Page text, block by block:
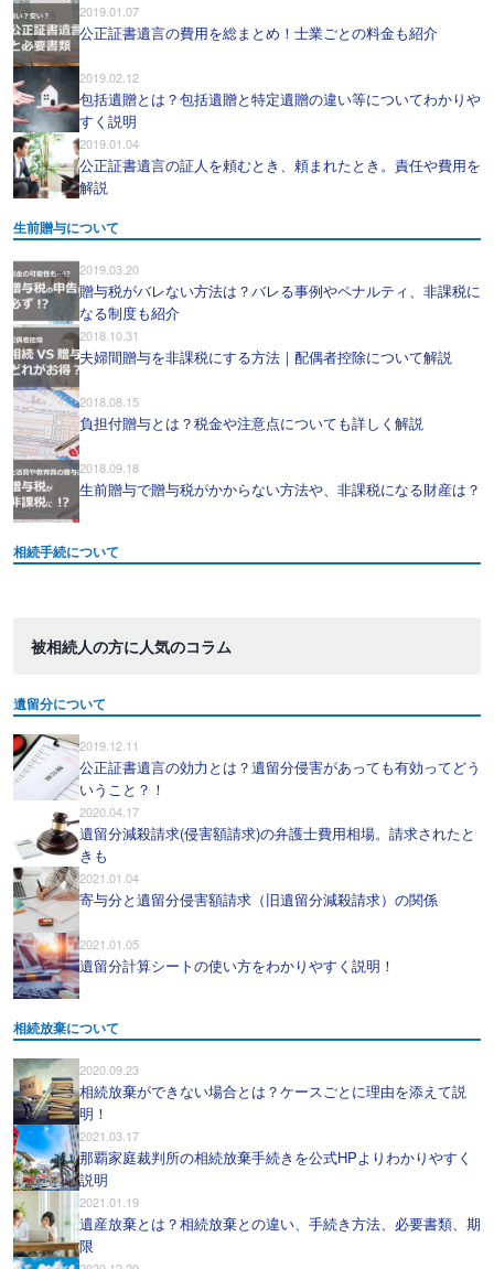
2019.01.07
公正証書遺言の費用を総まとめ！士業ごとの料金も紹介
2019.02.12
包括遺贈とは？包括遺贈と特定遺贈の違い等についてわかりや
すく説明
2019.01.04
公正証書遺言の証人を頼むとき、頼まれたとき。責任や費用を
解説
生前贈与について
2019.03.20
贈与税がバレない方法は？バレる事例やペナルティ、非課税に
なる制度も紹介
2018.10.31
夫婦間贈与を非課税にする方法｜配偶者控除について解説
2018.08.15
負担付贈与とは？税金や注意点についても詳しく解説
2018.09.18
生前贈与で贈与税がかからない方法や、非課税になる財産は？
相続手続について
被相続人の方に人気のコラム
遺留分について
2019.12.11
公正証書遺言の効力とは？遺留分侵害があっても有効ってどう
いうこと？！
2020.04.17
遺留分減殺請求(侵害額請求)の弁護士費用相場。請求されたと
きも
2021.01.04
寄与分と遺留分侵害額請求（旧遺留分減殺請求）の関係
2021.01.05
遺留分計算シートの使い方をわかりやすく説明！
相続放棄について
2020.09.23
相続放棄ができない場合とは？ケースごとに理由を添えて説
明！
2021.03.17
那覇家庭裁判所の相続放棄手続きを公式HPよりわかりやすく
説明
2021.01.19
遺産放棄とは？相続放棄との違い、手続き方法、必要書類、期
限